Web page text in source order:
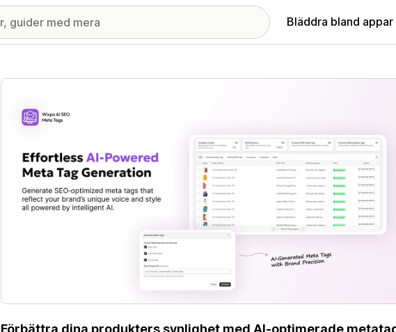
Bläddra bland appar
Galleri med utvalda bilder
Förbättra dina produkters synlighet med AI-optimerade